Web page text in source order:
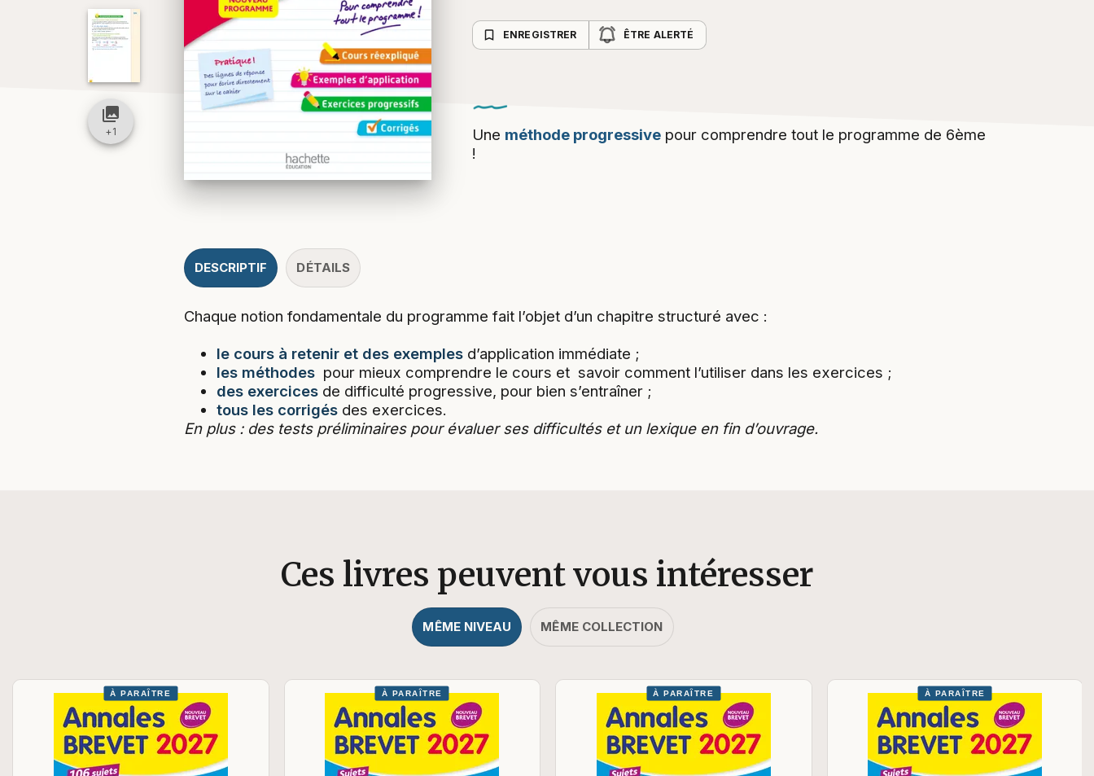
bookmark_border ENREGISTRER ÊTRE ALERTÉ
Une méthode progressive pour comprendre tout le programme de 6ème
!
collections
+1
DESCRIPTIF DÉTAILS
Chaque notion fondamentale du programme fait l’objet d’un chapitre structuré avec :
le cours à retenir et des exemplesd’application immédiate ;
les méthodespour mieux comprendre le cours et savoir comment l’utiliser dans les exercices ;
des exercicesde difficulté progressive, pour bien s’entraîner ;
tous les corrigés des exercices.
En plus : des tests préliminaires pour évaluer ses difficultés et un lexique en fin d’ouvrage.
Ces livres peuvent vous intéresser
MÊME NIVEAU MÊME COLLECTION
À PARAÎTRE À PARAÎTRE À PARAÎTRE À PARAÎTRE